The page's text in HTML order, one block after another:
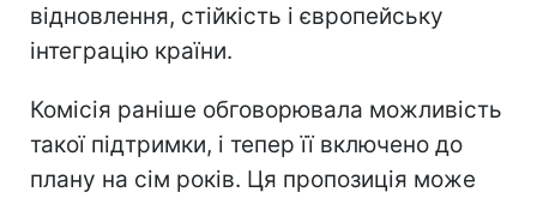
відновлення, стійкість і європейську
інтеграцію країни.
Комісія раніше обговорювала можливість
такої підтримки, і тепер її включено до
плану на сім років. Ця пропозиція може